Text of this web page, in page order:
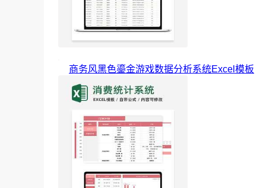
商务风黑色鎏金游戏数据分析系统Excel模板